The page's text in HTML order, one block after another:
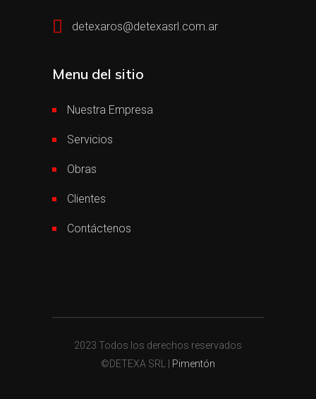
detexaros@detexasrl.com.ar
Menu del sitio
Nuestra Empresa
Servicios
Obras
Clientes
Contáctenos
2023 Todos los derechos reservados
©DETEXA SRL | Pimentón